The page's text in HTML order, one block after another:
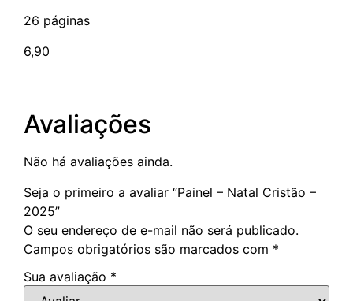
26 páginas
6,90
Avaliações
Não há avaliações ainda.
Seja o primeiro a avaliar “Painel – Natal Cristão –
2025”
O seu endereço de e-mail não será publicado.
Campos obrigatórios são marcados com *
Sua avaliação *